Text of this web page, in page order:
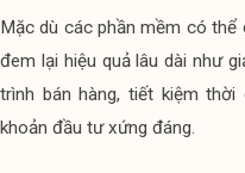
Mặc dù các phần mềm có
đem lại hiệu quả lâu dài như
trình bán hàng, tiết kiệm
khoản đầu tư xứng đáng.